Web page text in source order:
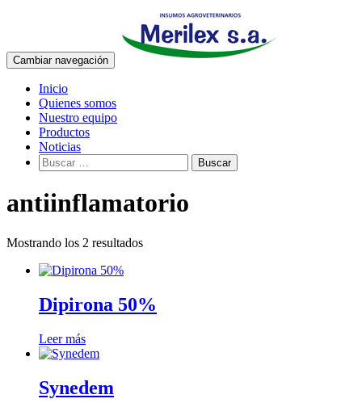
Cambiar navegación
contenido
Inicio
Quienes somos
Nuestro equipo
Productos
Noticias
Buscar:
antiinflamatorio
Mostrando los 2 resultados
Dipirona 50%
Leer más
Synedem